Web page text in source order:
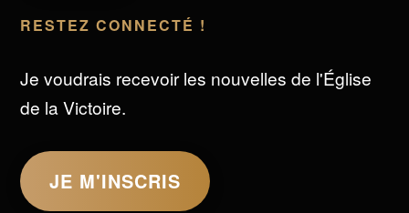
RESTEZ CONNECTÉ !
Je voudrais recevoir les nouvelles de l'Église
de la Victoire.
JE M'INSCRIS